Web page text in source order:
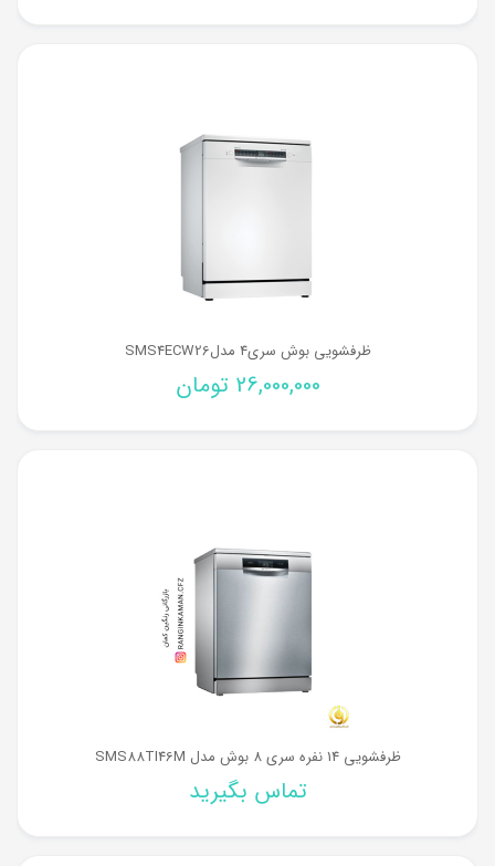
ظرفشویی بوش سری4 مدلSMS4ECW26
26,000,000 تومان
ظرفشویی 14 نفره سری 8 بوش مدل SMS88TI46M
تماس بگیرید